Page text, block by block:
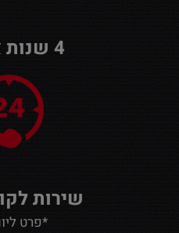
4 שנות אחריות
שירות
*פרט